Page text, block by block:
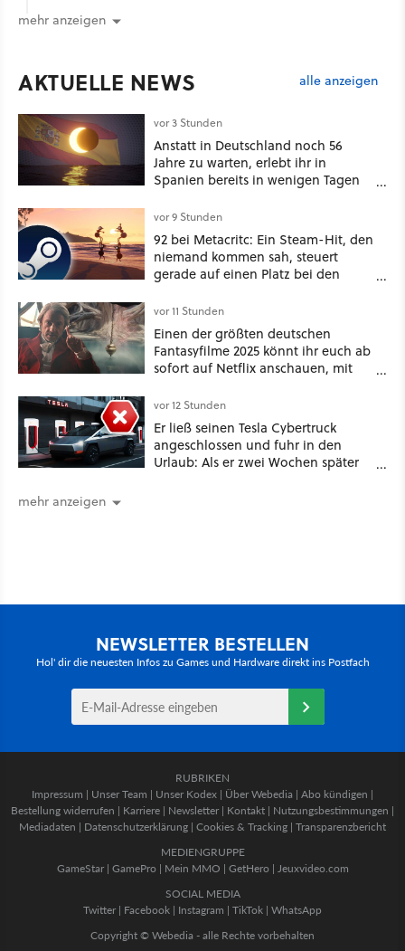
mehr anzeigen
AKTUELLE NEWS alle anzeigen
vor 3 Stunden
Anstatt in Deutschland noch 56
Jahre zu warten, erlebt ihr in
Spanien bereits in wenigen Tagen
vor 9 Stunden
92 bei Metacritc: Ein Steam-Hit, den
niemand kommen sah, steuert
gerade auf einen Platz bei den
vor 11 Stunden
Einen der größten deutschen
Fantasyfilme 2025 könnt ihr euch ab
sofort auf Netflix anschauen, mit
vor 12 Stunden
Er ließ seinen Tesla Cybertruck
angeschlossen und fuhr in den
Urlaub: Als er zwei Wochen später
mehr anzeigen
NEWSLETTER BESTELLEN
Hol' dir die neuesten Infos zu Games und Hardware direkt ins Postfach
RUBRIKEN
Impressum | Unser Team | Unser Kodex | Über Webedia | Abo kündigen |
Bestellung widerrufen | Karriere | Newsletter | Kontakt | Nutzungsbestimmungen |
Mediadaten | Datenschutzerklärung | Cookies & Tracking | Transparenzbericht
MEDIENGRUPPE
GameStar| GamePro | Mein MMO | GetHero | Jeuxvideo.com
SOCIAL MEDIA
Twitter | Facebook | Instagram | TikTok | WhatsApp
Copyright © Webedia - alle Rechte vorbehalten